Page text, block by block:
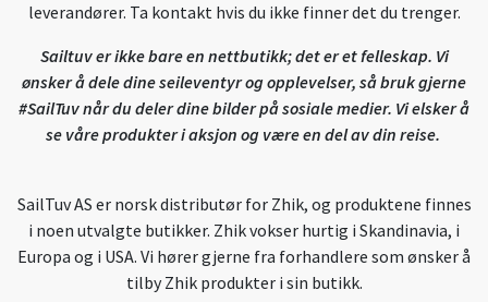
leverandører. Ta kontakt hvis du ikke finner det du trenger.
Sailtuv er ikke bare en nettbutikk; det er et felleskap. Vi
ønsker å dele dine seileventyr og opplevelser, så bruk gjerne
#SailTuv når du deler dine bilder på sosiale medier. Vi elsker å
se våre produkter i aksjon og være en del av din reise.
SailTuv AS er norsk distributør for Zhik, og produktene finnes
i noen utvalgte butikker. Zhik vokser hurtig i Skandinavia, i
Europa og i USA. Vi hører gjerne fra forhandlere som ønsker å
tilby Zhik produkter i sin butikk.